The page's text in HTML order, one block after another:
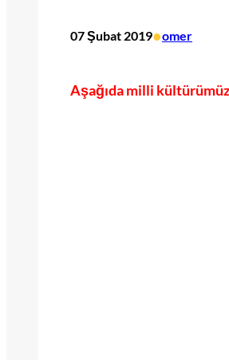
07 Şubat 2019•omer
Aşağıda milli